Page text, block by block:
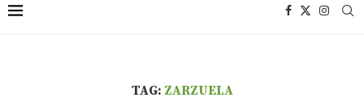
TAG: ZARZUELA